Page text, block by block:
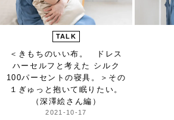
TALK
＜きもちのいい布。 ドレス
ハーセルフと考えた シルク
100パーセントの寝具。＞ その
１ぎゅっと抱いて眠りたい。
（深澤絵さん編）
2021-10-17